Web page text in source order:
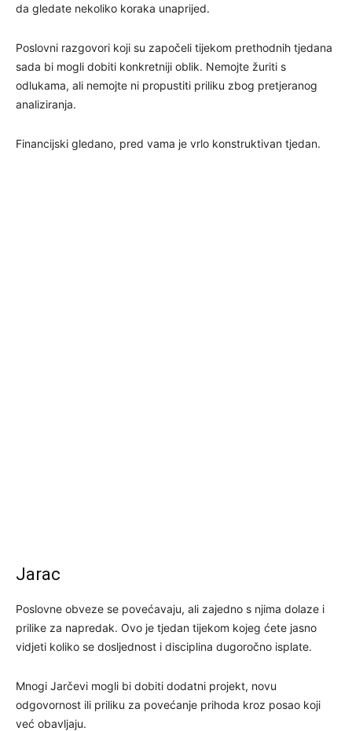
da gledate nekoliko koraka unaprijed.
Poslovni razgovori koji su započeli tijekom prethodnih tjedana
sada bi mogli dobiti konkretniji oblik. Nemojte žuriti s
odlukama, ali nemojte ni propustiti priliku zbog pretjeranog
analiziranja.
Financijski gledano, pred vama je vrlo konstruktivan tjedan.
Jarac
Poslovne obveze se povećavaju, ali zajedno s njima dolaze i
prilike za napredak. Ovo je tjedan tijekom kojeg ćete jasno
vidjeti koliko se dosljednost i disciplina dugoročno isplate.
Mnogi Jarčevi mogli bi dobiti dodatni projekt, novu
odgovornost ili priliku za povećanje prihoda kroz posao koji
već obavljaju.